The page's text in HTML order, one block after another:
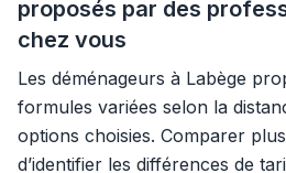
proposés par des
chez vous
Les déménageurs à Labège
formules variées selon la
options choisies. Comparer
d’identifier les différences de